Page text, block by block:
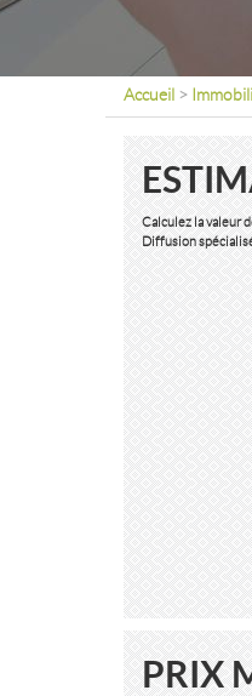
Accueil >
Calculez la valeur
Diffusion
PRIX